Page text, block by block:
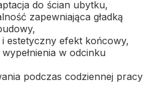
do ścian ubytku,
zapewniająca gładką
estetyczny efekt końcowy,
w odcinku
podczas codziennej pracy